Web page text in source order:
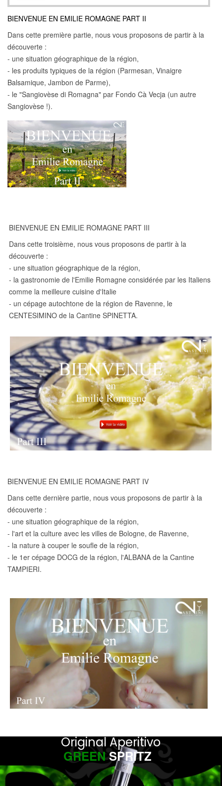
BIENVENUE EN EMILIE ROMAGNE PART II
Dans cette première partie, nous vous proposons de partir à la
découverte :
- une situation géographique de la région,
- les produits typiques de la région (Parmesan, Vinaigre
Balsamique, Jambon de Parme),
- le "Sangiovèse di Romagna" par Fondo Cà Vecja (un autre
Sangiovèse !).
BIENVENUE EN EMILIE ROMAGNE PART III
Dans cette troisième, nous vous proposons de partir à la
découverte :
- une situation géographique de la région,
- la gastronomie de l'Emilie Romagne considérée par les Italiens
comme la meilleure cuisine d'Italie
- un cépage autochtone de la région de Ravenne, le
CENTESIMINO de la Cantine SPINETTA.
BIENVENUE EN EMILIE ROMAGNE PART IV
Dans cette dernière partie, nous vous proposons de partir à la
découverte :
- une situation géographique de la région,
- l'art et la culture avec les villes de Bologne, de Ravenne,
- la nature à couper le soufle de la région,
- le 1er cépage DOCG de la région, l'ALBANA de la Cantine
TAMPIERI.
Original Aperitivo
GREENSPRITZ